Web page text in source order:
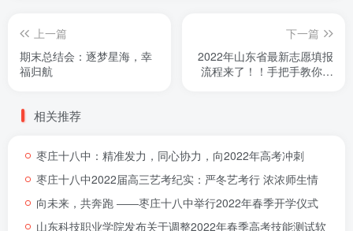
上一篇
期末总结会：逐梦星海，幸
福归航
下一篇
2022年山东省最新志愿填报
流程来了！！手把手教你进
相关推荐
枣庄十八中：精准发力，同心协力，向2022年高考冲刺
枣庄十八中2022届高三艺考纪实：严冬艺考行 浓浓师生情
向未来，共奔跑 ――枣庄十八中举行2022年春季开学仪式
山东科技职业学院发布关于调整2022年春季高考技能测试软